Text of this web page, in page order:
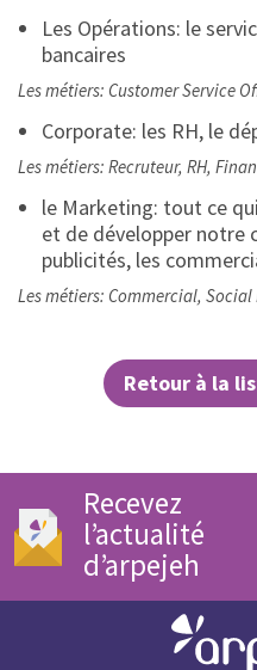
Les Opérations: le
bancaires
Les métiers: Customer Service
Corporate: les RH, le
Les métiers: Recruteur, RH,
le Marketing: tout ce
et de développer
publicités, les
Les métiers: Commercial,
Retour à la
Recevez
l’actualité
d’arpejeh